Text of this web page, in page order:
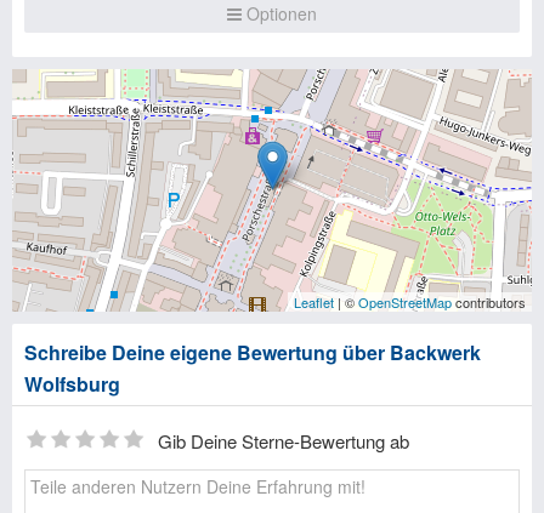
Optionen
Leaflet | ©OpenStreetMapcontributors
Schreibe Deine eigene Bewertung über Backwerk
Wolfsburg
Gib Deine Sterne-Bewertung ab